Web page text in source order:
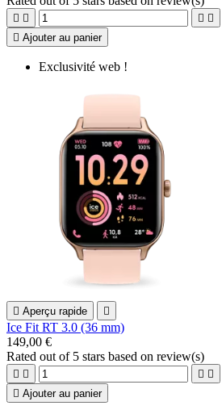
   
 Ajouter au panier
Exclusivité web !
 Aperçu rapide 
Ice Fit RT 3.0 (36 mm)
149,00 €
Rated out of 5 stars based on review(s)
   
 Ajouter au panier